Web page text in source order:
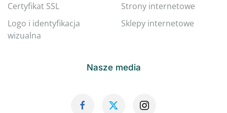
Certyfikat SSL
Logo i identyfikacja
wizualna
Strony internetowe
Sklepy internetowe
Nasze media